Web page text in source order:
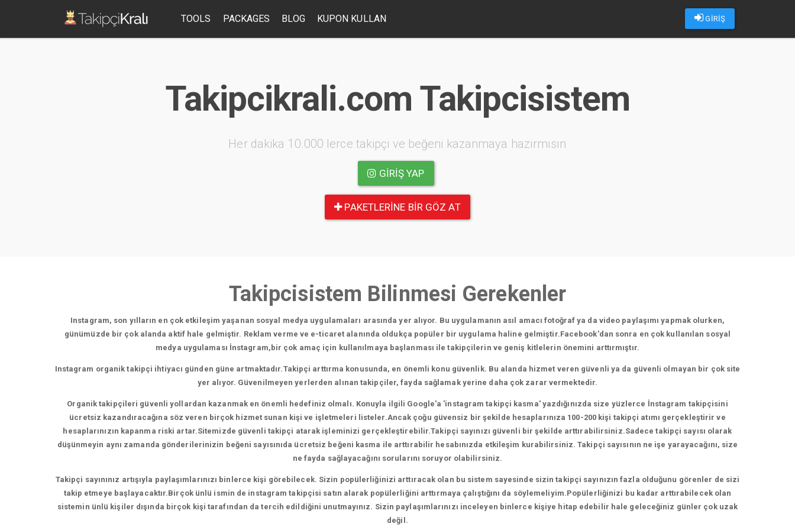
GİRİŞ
TOOLS PACKAGES BLOG KUPON KULLAN
Takipcikrali.com Takipcisistem
Her dakika 10.000 lerce takipçi ve beğeni kazanmaya hazırmısın
GIRIŞ YAP
PAKETLERINE BIR GÖZ AT
Takipcisistem Bilinmesi Gerekenler
Instagram, son yılların en çok etkileşim yaşanan sosyal medya uygulamaları arasında yer alıyor. Bu uygulamanın asıl amacı fotoğraf ya da video paylaşımı yapmak olurken,
günümüzde bir çok alanda aktif hale gelmiştir. Reklam verme ve e-ticaret alanında oldukça popüler bir uygulama haline gelmiştir.Facebook'dan sonra en çok kullanılan sosyal
medya uygulaması İnstagram,bir çok amaç için kullanılmaya başlanması ile takipçilerin ve geniş kitlelerin önemini arttırmıştır.
Instagram organik takipçi ihtiyacı günden güne artmaktadır.Takipçi arttırma konusunda, en önemli konu güvenlik. Bu alanda hizmet veren güvenli ya da güvenli olmayan bir çok site
yer alıyor. Güvenilmeyen yerlerden alınan takipçiler, fayda sağlamak yerine daha çok zarar vermektedir.
Organik takipçileri güvenli yollardan kazanmak en önemli hedefiniz olmalı. Konuyla ilgili Google'a 'instagram takipçi kasma' yazdığınızda size yüzlerce İnstagram takipçisini
ücretsiz kazandıracağına söz veren birçok hizmet sunan kişi ve işletmeleri listeler.Ancak çoğu güvensiz bir şekilde hesaplarınıza 100-200 kişi takipçi atımı gerçekleştirir ve
hesaplarınızın kapanma riski artar.Sitemizde güvenli takipçi atarak işleminizi gerçekleştirebilir.Takipçi sayınızı güvenli bir şekilde arttırabilirsiniz.Sadece takipçi sayısı olarak
düşünmeyin aynı zamanda gönderilerinizin beğeni sayısınıda ücretsiz beğeni kasma ile arttırabilir hesabınızda etkileşim kurabilirsiniz. Takipçi sayısının ne işe yarayacağını, size
ne fayda sağlayacağını sorularını soruyor olabilirsiniz.
Takipçi sayınınız artışıyla paylaşımlarınızı binlerce kişi görebilecek. Sizin popülerliğinizi arttıracak olan bu sistem sayesinde sizin takipçi sayınızın fazla olduğunu görenler de sizi
takip etmeye başlayacaktır.Birçok ünlü ismin de instagram takipçisi satın alarak popülerliğini arttırmaya çalıştığını da söylemeliyim.Popülerliğinizi bu kadar arttırabilecek olan
sistemin ünlü kişiler dışında birçok kişi tarafından da tercih edildiğini unutmayınız. Sizin paylaşımlarınızı inceleyen binlerce kişiye hitap edebilir hale geleceğiniz günler çok uzak
değil.